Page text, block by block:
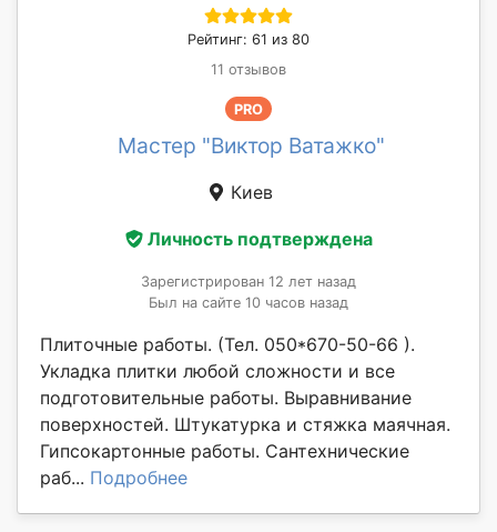
Рейтинг: 61 из 80
11 отзывов
PRO
Мастер "Виктор Ватажко"
Киев
Личность подтверждена
Зарегистрирован 12 лет назад
Был на сайте 10 часов назад
Плиточные работы. (Тел. 050*670-50-66 ).
Укладка плитки любой сложности и все
подготовительные работы. Выравнивание
поверхностей. Штукатурка и стяжка маячная.
Гипсокартонные работы. Сантехнические
раб... Подробнее